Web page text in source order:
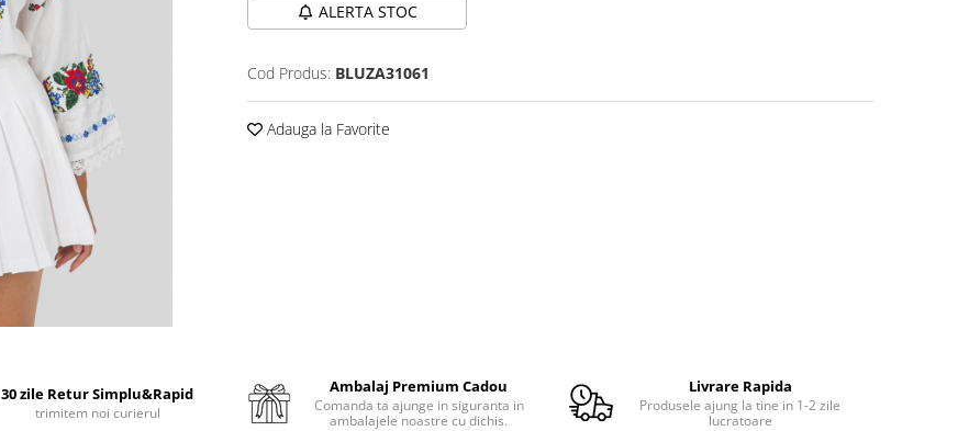
ALERTA STOC
Cod Produs: BLUZA31061
Adauga la Favorite
30 zile Retur Simplu&Rapid
trimitem noi curierul
Ambalaj Premium Cadou
Comanda ta ajunge in siguranta in
ambalajele noastre cu dichis.
Livrare Rapida
Produsele ajung la tine in 1-2 zile
lucratoare